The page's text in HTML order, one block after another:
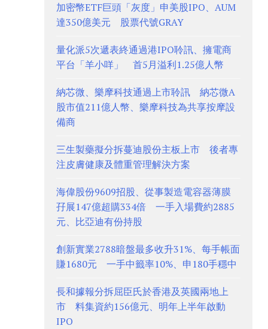
加密幣ETF巨頭「灰度」申美股IPO、AUM
達350億美元 股票代號GRAY
量化派5次遞表終通過港IPO聆訊、擁電商
平台「羊小咩」 首5月溢利1.25億人幣
納芯微、樂摩科技通過上市聆訊 納芯微A
股市值211億人幣、樂摩科技為共享按摩設
備商
三生製藥擬分拆蔓迪股份主板上市 後者專
注皮膚健康及體重管理解決方案
海偉股份9609招股、從事製造電容器薄膜
孖展147億超購334倍 一手入場費約2885
元、比亞迪有份持股
創新實業2788暗盤最多收升31%、每手帳面
賺1680元 一手中籤率10%、申180手穩中
長和據報分拆屈臣氏於香港及英國兩地上
市 料集資約156億元、明年上半年啟動
IPO